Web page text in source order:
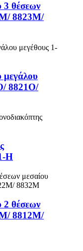
3 θέσεων
8823M/
μεγάλου
8821O/
H
2 θέσεων
8812M/